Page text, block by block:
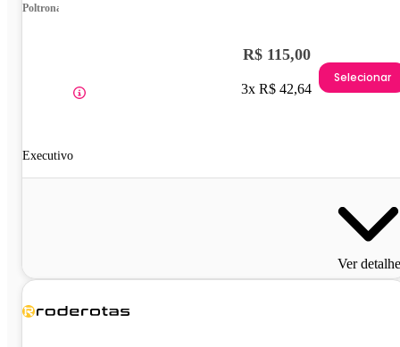
Poltrona
Executivo
R$ 115,00
3x R$ 42,64
Selecionar
Ver